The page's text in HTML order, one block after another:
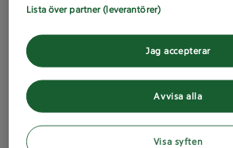
Lista över partner (leverantörer)
Avvisa alla
Jag accepterar
Visa syften